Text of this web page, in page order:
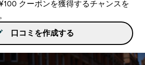
クーポンを獲得するチャンスを
口コミを作成する